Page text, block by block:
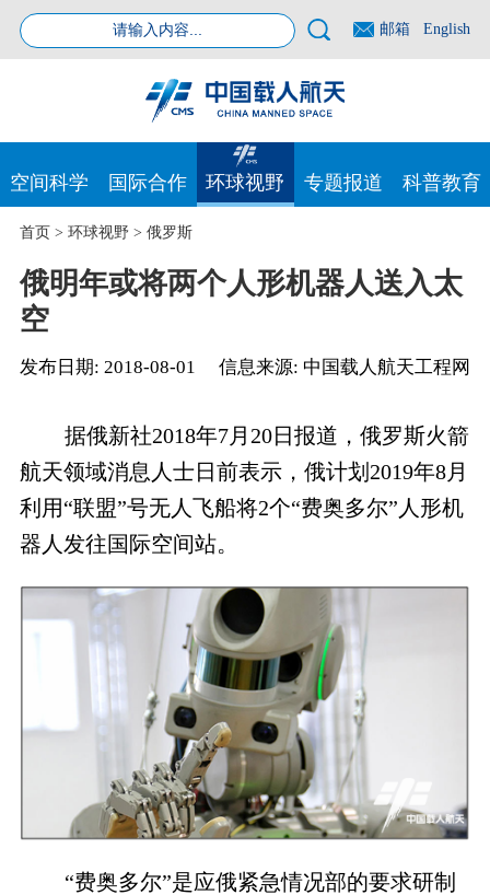
邮箱 English
空间科学 国际合作 环球视野 专题报道 科普教育
首页> 环球视野> 俄罗斯
俄明年或将两个人形机器人送入太
空
发布日期: 2018-08-01 信息来源: 中国载人航天工程网
据俄新社2018年7月20日报道，俄罗斯火箭
航天领域消息人士日前表示，俄计划2019年8月
利用“联盟”号无人飞船将2个“费奥多尔”人形机
器人发往国际空间站。
“费奥多尔”是应俄紧急情况部的要求研制